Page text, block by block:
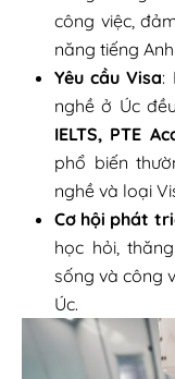
công việc,
năng tiếng
Yêu cầu Visa:
nghề ở Úc
IELTS, PTE
phổ biến
nghề và loại
Cơ hội phát
học hỏi,
sống và công
Úc.